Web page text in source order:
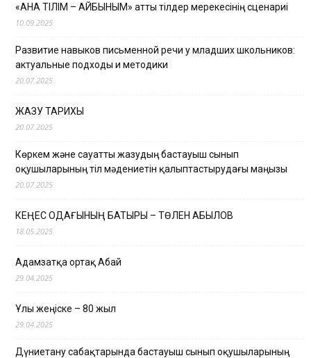
«АНА ТІЛІМ – АЙБЫНЫМ» атты тілдер мерекесінің сценариі
10.09.2025
Развитие навыков письменной речи у младших школьников:
актуальные подходы и методики
20.07.2025
ЖАЗУ ТАРИХЫ
20.07.2025
Көркем және сауатты жазудың бастауыш сынып
оқушыларының тіл мәдениетін қалыптастырудағы маңызы
20.07.2025
КЕҢЕС ОДАҒЫНЫҢ БАТЫРЫ – ТӨЛЕН ҚАБЫЛОВ
18.05.2025
Адамзатқа ортақ Абай
29.04.2025
Ұлы жеңіске – 80 жыл
29.04.2025
Дүниетану сабақтарында бастауыш сынып оқушыларының